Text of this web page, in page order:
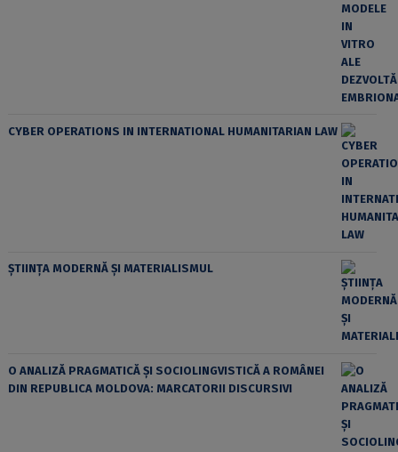
CYBER OPERATIONS IN INTERNATIONAL HUMANITARIAN LAW
ȘTIINȚA MODERNĂ ȘI MATERIALISMUL
O ANALIZĂ PRAGMATICĂ ȘI SOCIOLINGVISTICĂ A ROMÂNEI
DIN REPUBLICA MOLDOVA: MARCATORII DISCURSIVI